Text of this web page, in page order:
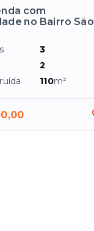
com
no Bairro São
3
2
110m²